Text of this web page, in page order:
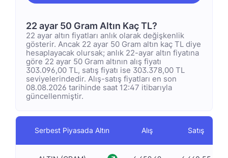
22 ayar 50 Gram Altın Kaç TL?
22 ayar altın fiyatları anlık olarak değişkenlik
gösterir. Ancak 22 ayar 50 Gram altın kaç TL diye
hesaplayacak olursak; anlık 22-ayar altın fiyatına
göre 22 ayar 50 Gram altının alış fiyatı
303.096,00 TL, satış fiyatı ise 303.378,00 TL
seviyelerindedir. Alış-satış fiyatları en son
08.08.2026 tarihinde saat 12:47 itibarıyla
güncellenmiştir.
Serbest Piyasada Altın Alış Satış